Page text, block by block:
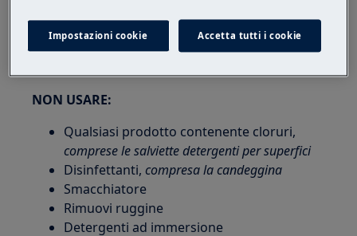
lasciati sul piano cottura possono causare
macchie biancastre che poi potrebbero
NON USARE:
Qualsiasi prodotto contenente cloruri,
comprese le salviette detergenti per superfici
Disinfettanti,compresa la candeggina
Smacchiatore
Rimuovi ruggine
Detergenti ad immersione
Impostazioni cookie Accetta tutti i cookie